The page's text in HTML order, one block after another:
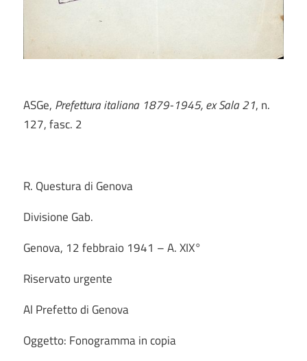
ASGe, Prefettura italiana 1879-1945, ex Sala 21, n.
127, fasc. 2
R. Questura di Genova
Divisione Gab.
Genova, 12 febbraio 1941 – A. XIX°
Riservato urgente
Al Prefetto di Genova
Oggetto: Fonogramma in copia